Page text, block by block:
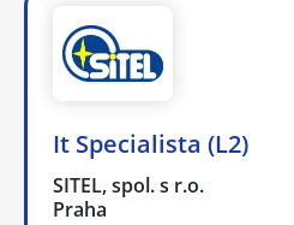
It Specialista (L2)
SITEL, spol. s r.o.
Praha